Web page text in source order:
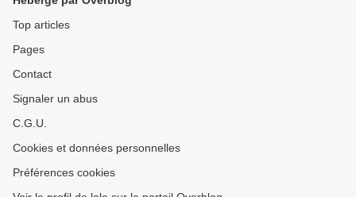
Top articles
Pages
Contact
Signaler un abus
C.G.U.
Cookies et données personnelles
Préférences cookies